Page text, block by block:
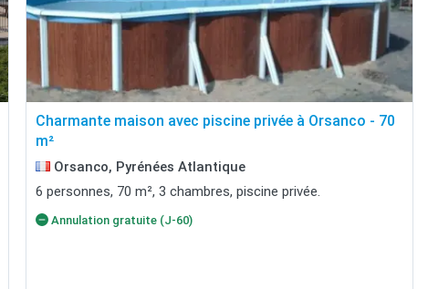
Charmante maison avec piscine privée à Orsanco - 70
m²
Orsanco, Pyrénées Atlantique
6 personnes, 70 m², 3 chambres, piscine privée.
Annulation gratuite (J-60)